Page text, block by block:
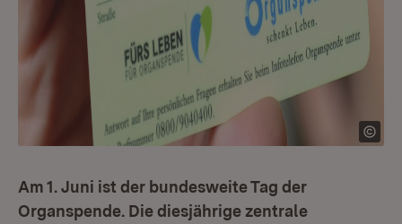
Am 1. Juni ist der bundesweite Tag der
Organspende. Die diesjährige zentrale